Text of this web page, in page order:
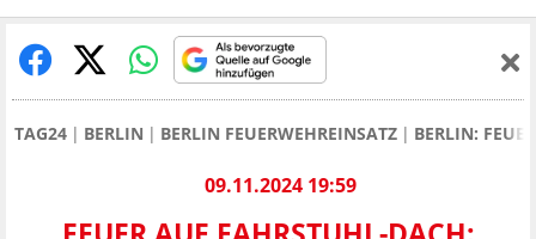
TAG24 BERLIN BERLIN FEUERWEHREINSATZ BERLIN:
09.11.2024 19:59